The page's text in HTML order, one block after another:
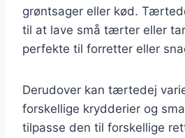
grøntsager eller kød.
til at lave små tærter eller
perfekte til forretter eller
Derudover kan tærtedej
forskellige krydderier og
tilpasse den til forskellige